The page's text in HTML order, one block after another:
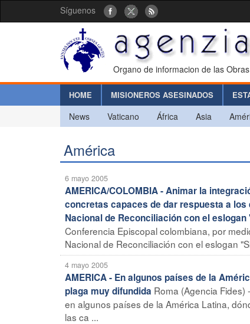
Síguenos
Organo de informacion de las
HOME MISIONEROS ASESINADOS
News Vaticano África Asia
América
6 mayo 2005
AMERICA/COLOMBIA - Animar la
concretas capaces de dar respuesta a
Nacional de Reconciliación con el
Conferencia Episcopal colombiana, por
Nacional de Reconciliación con el eslogan
4 mayo 2005
AMERICA - En algunos países de la
plaga muy difundida Roma (Agencia
en algunos países de la América Latina,
las ca ...